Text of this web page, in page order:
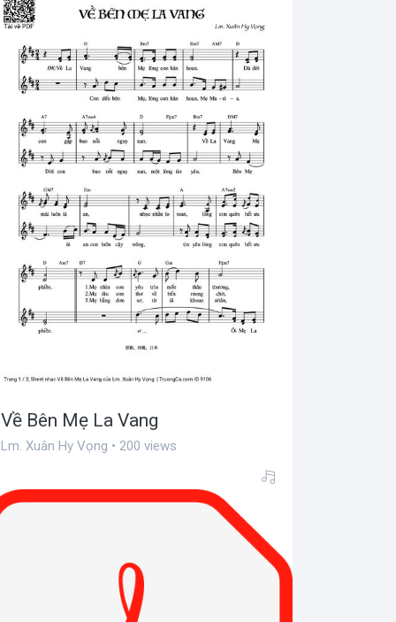
Về Bên Mẹ La Vang
Lm. Xuân Hy Vọng • 200 views